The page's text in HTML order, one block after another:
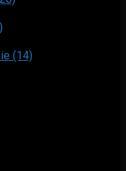
(14)